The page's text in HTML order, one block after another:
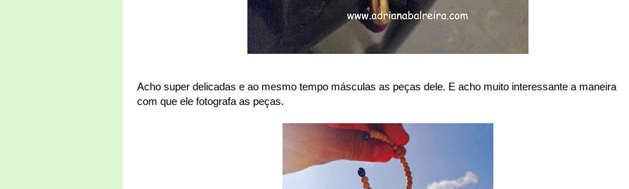
Acho super delicadas e ao mesmo tempo másculas as peças dele. E acho muito interessante a maneira
com que ele fotografa as peças.